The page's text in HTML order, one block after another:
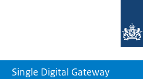
homepage
Single Digital Gateway